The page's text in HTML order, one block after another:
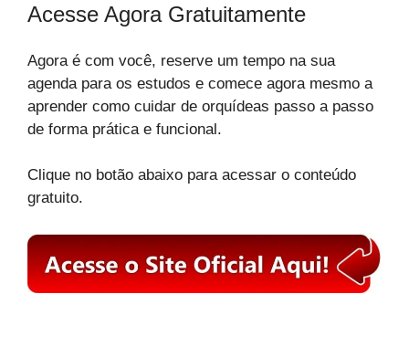
Acesse Agora Gratuitamente
Agora é com você, reserve um tempo na sua
agenda para os estudos e comece agora mesmo a
aprender como cuidar de orquídeas passo a passo
de forma prática e funcional.
Clique no botão abaixo para acessar o conteúdo
gratuito.